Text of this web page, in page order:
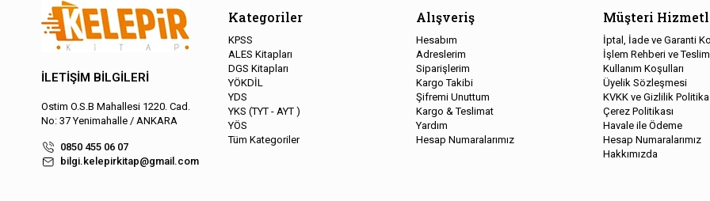
İLETİŞİM BİLGİLERİ
Ostim O.S.B Mahallesi 1220. Cad.
No: 37 Yenimahalle / ANKARA
0850 455 06 07
bilgi.kelepirkitap@gmail.com
Kategoriler
KPSS
ALES Kitapları
DGS Kitapları
YÖKDİL
YDS
YKS (TYT - AYT )
YÖS
Tüm Kategoriler
Alışveriş
Hesabım
Adreslerim
Siparişlerim
Kargo Takibi
Şifremi Unuttum
Kargo & Teslimat
Yardım
Hesap Numaralarımız
Müşteri
İptal, İade ve Garanti
İşlem Rehberi ve
Kullanım Koşulları
Üyelik Sözleşmesi
KVKK ve Gizlilik
Çerez Politikası
Havale ile Ödeme
Hesap Numaralarımız
Hakkımızda